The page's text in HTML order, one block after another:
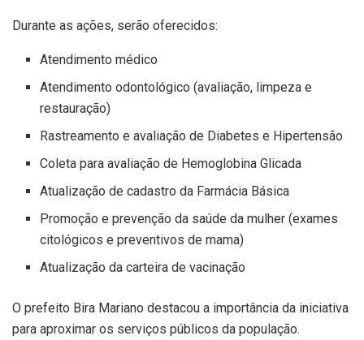
Durante as ações, serão oferecidos:
Atendimento médico
Atendimento odontológico (avaliação, limpeza e
restauração)
Rastreamento e avaliação de Diabetes e Hipertensão
Coleta para avaliação de Hemoglobina Glicada
Atualização de cadastro da Farmácia Básica
Promoção e prevenção da saúde da mulher (exames
citológicos e preventivos de mama)
Atualização da carteira de vacinação
O prefeito Bira Mariano destacou a importância da iniciativa
para aproximar os serviços públicos da população.